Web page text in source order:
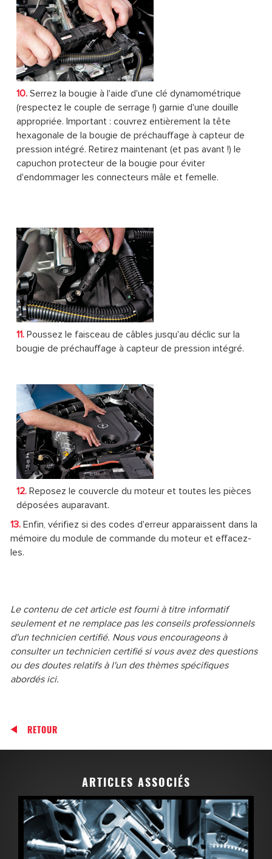
10. Serrez la bougie à l'aide d'une clé dynamométrique
(respectez le couple de serrage !) garnie d'une douille
appropriée. Important : couvrez entièrement la tête
hexagonale de la bougie de préchauffage à capteur de
pression intégré. Retirez maintenant (et pas avant !) le
capuchon protecteur de la bougie pour éviter
d'endommager les connecteurs mâle et femelle.
11. Poussez le faisceau de câbles jusqu'au déclic sur la
bougie de préchauffage à capteur de pression intégré.
12. Reposez le couvercle du moteur et toutes les pièces
déposées auparavant.
13. Enfin, vérifiez si des codes d'erreur apparaissent dans la
mémoire du module de commande du moteur et effacez-
les.
Le contenu de cet article est fourni à titre informatif
seulement et ne remplace pas les conseils professionnels
d'un technicien certifié. Nous vous encourageons à
consulter un technicien certifié si vous avez des questions
ou des doutes relatifs à l'un des thèmes spécifiques
abordés ici.
RETOUR
ARTICLES ASSOCIÉS